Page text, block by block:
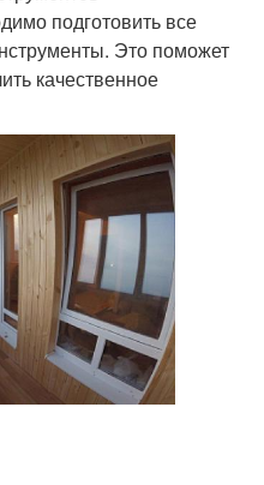
подготовить все
Это поможет
качественное